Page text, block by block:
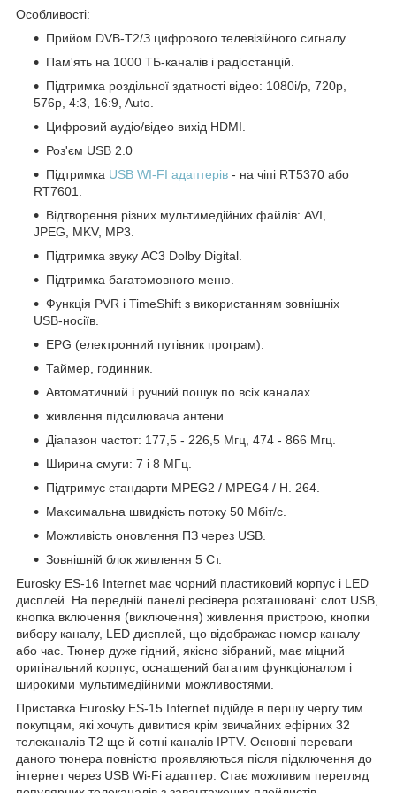
Особливості:
Прийом DVB-T2/З цифрового телевізійного сигналу.
Пам'ять на 1000 ТБ-каналів і радіостанцій.
Підтримка роздільної здатності відео: 1080i/p, 720p,
576p, 4:3, 16:9, Auto.
Цифровий аудіо/відео вихід HDMI.
Роз'єм USB 2.0
Підтримка USB WI-FI адаптерів - на чіпі RT5370 або
RT7601.
Відтворення різних мультимедійних файлів: AVI,
JPEG, MKV, MP3.
Підтримка звуку AC3 Dolby Digital.
Підтримка багатомовного меню.
Функція PVR і TimeShift з використанням зовнішніх
USB-носіїв.
EPG (електронний путівник програм).
Таймер, годинник.
Автоматичний і ручний пошук по всіх каналах.
живлення підсилювача антени.
Діапазон частот: 177,5 - 226,5 Мгц, 474 - 866 Мгц.
Ширина смуги: 7 і 8 МГц.
Підтримує стандарти MPEG2 / MPEG4 / H. 264.
Максимальна швидкість потоку 50 Мбіт/с.
Можливість оновлення ПЗ через USB.
Зовнішній блок живлення 5 Ст.
Eurosky ES-16 Internet має чорний пластиковий корпус і LED
дисплей. На передній панелі ресівера розташовані: слот USB,
кнопка включення (виключення) живлення пристрою, кнопки
вибору каналу, LED дисплей, що відображає номер каналу
або час. Тюнер дуже гідний, якісно зібраний, має міцний
оригінальний корпус, оснащений багатим функціоналом і
широкими мультимедійними можливостями.
Приставка Eurosky ES-15 Internet підійде в першу чергу тим
покупцям, які хочуть дивитися крім звичайних ефірних 32
телеканалів Т2 ще й сотні каналів IPTV. Основні переваги
даного тюнера повністю проявляються після підключення до
інтернет через USB Wi-Fi адаптер. Стає можливим перегляд